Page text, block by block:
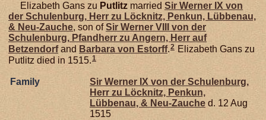
Elizabeth Gans zu Putlitz married Sir Werner IX von
derSchulenburg, Herr zu Löcknitz, Penkun, Lübbenau,
& Neu-Zauche, son ofSir Werner VIII von der
Schulenburg, Pfandherr zu Angern, Herr auf
Betzendorfand Barbara von Estorff.2 Elizabeth Gans zu
Putlitz died in 1515.1
Family Sir Werner IX von der Schulenburg,
Herr zu Löcknitz, Penkun,
Lübbenau, & Neu-Zauche d. 12 Aug
1515